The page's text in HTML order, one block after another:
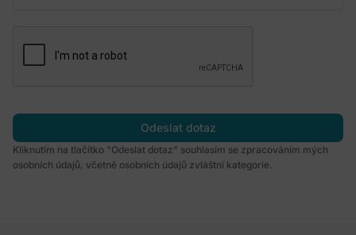
Odeslat dotaz
Kliknutím na tlačítko "Odeslat dotaz" souhlasím se zpracováním mých
osobních údajů, včetně osobních údajů zvláštní kategorie.